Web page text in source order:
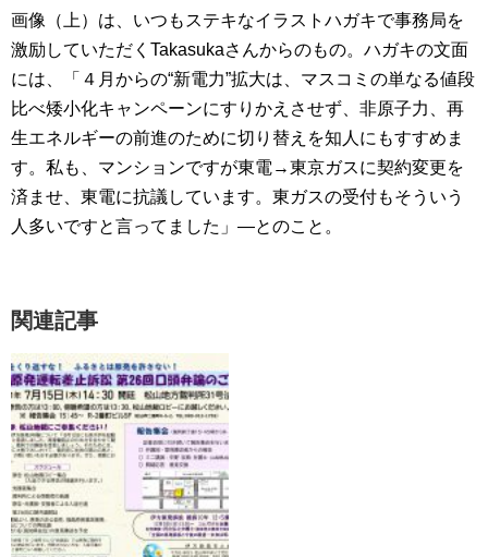
画像（上）は、いつもステキなイラストハガキで事務局を
激励していただくTakasukaさんからのもの。ハガキの文面
には、「４月からの“新電力”拡大は、マスコミの単なる値段
比べ矮小化キャンペーンにすりかえさせず、非原子力、再
生エネルギーの前進のために切り替えを知人にもすすめま
す。私も、マンションですが東電→東京ガスに契約変更を
済ませ、東電に抗議しています。東ガスの受付もそういう
人多いですと言ってました」―とのこと。
関連記事